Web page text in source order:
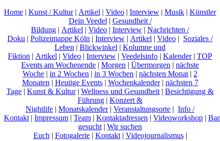
Home | Kunst / Kultur| Artikel | Video | Interview | Musik | Künstler
Dein Veedel | Gesundheit /
Bildung | Artikel | Video | Interview | Nachrichten /
Doku | Polizeimappe Köln | Interview | Artikel | Video | Soziales /
Leben | Blickwinkel | Kolumne und
Fiktion | Artikel | Video | Interview | Veedelsinfo | Kalender| TOP
Events am Wochenende | Morgen | Übermorgen | nächste
Woche | in 2 Wochen | in 3 Wochen | nächsten Monat | 2
Monaten | Heutige Events| Wochenkalender| nächsten 7
Tage | Kunst & Kultur| Wellness und Gesundheit | Besichtigung &
Führung | Konzert &
Nightlife | Monatskalender| Veranstaltungsorte | Info /
Kontakt | Impressum | Team | Kontaktadressen | Videoworkshop |
gesucht | Wir suchen
Euch | Fotogalerie| Kontakt| Videojournalismus|